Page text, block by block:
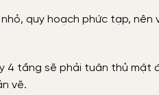
quy hoạch phức tạp, nên
4 tầng sẽ phải tuân thủ mật
vẽ.